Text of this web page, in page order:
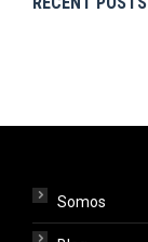
Somos